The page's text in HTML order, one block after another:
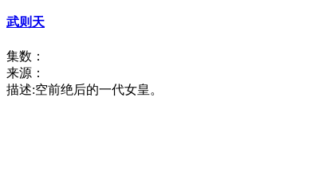
武则天
集数：
来源：
描述:空前绝后的一代女皇。